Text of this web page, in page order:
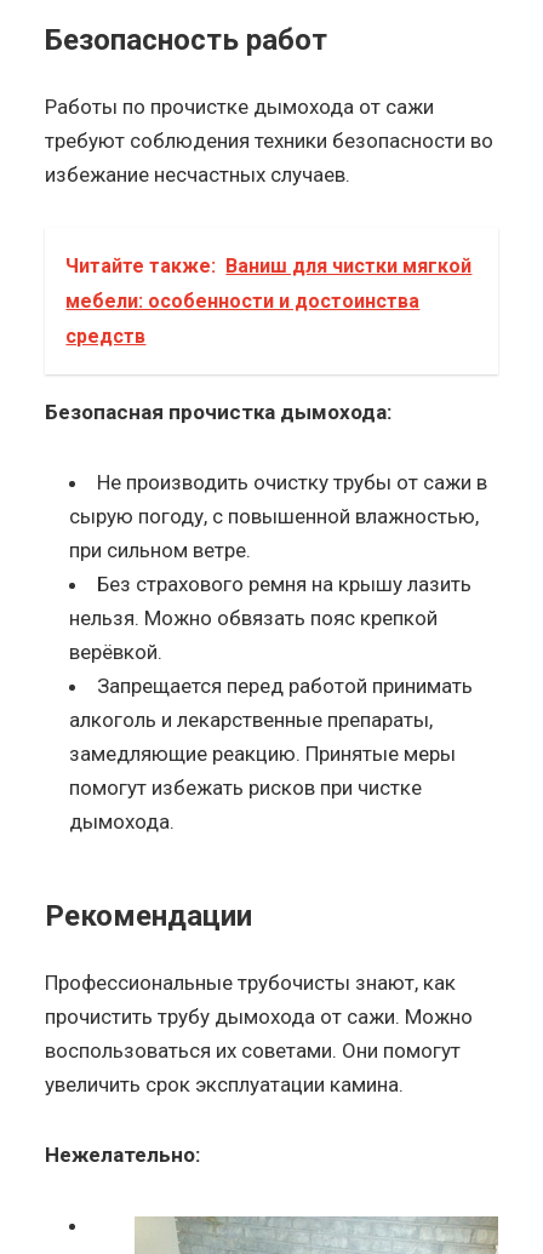
Безопасность работ
Работы по прочистке дымохода от сажи
требуют соблюдения техники безопасности во
избежание несчастных случаев.
Читайте также: Ваниш для чистки мягкой
мебели: особенности и достоинства
средств
Безопасная прочистка дымохода:
Не производить очистку трубы от сажи в
сырую погоду, с повышенной влажностью,
при сильном ветре.
Без страхового ремня на крышу лазить
нельзя. Можно обвязать пояс крепкой
верёвкой.
Запрещается перед работой принимать
алкоголь и лекарственные препараты,
замедляющие реакцию. Принятые меры
помогут избежать рисков при чистке
дымохода.
Рекомендации
Профессиональные трубочисты знают, как
прочистить трубу дымохода от сажи. Можно
воспользоваться их советами. Они помогут
увеличить срок эксплуатации камина.
Нежелательно: